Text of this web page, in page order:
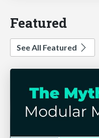
Featured
See All Featured